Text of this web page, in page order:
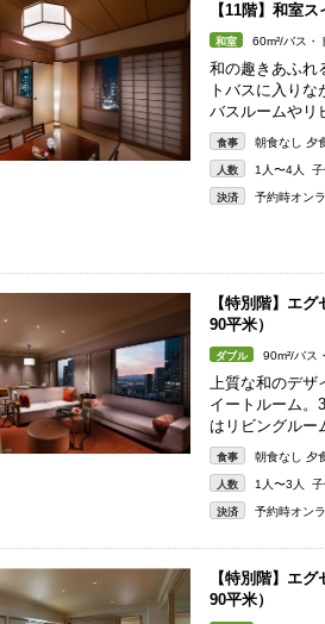
【11階】和室
和室 60m²/バス・
和の趣きあふれ
トバスに入り
バスルームやリ
食事 朝食なし 夕
人数 1人〜4人 子
決済 予約時オン
【特別階】エ
90平米）
ダブル 90m²/バス
上質な和のデザ
イートルーム。
はリビングルー
食事 朝食なし 夕
人数 1人〜3人 子
決済 予約時オン
【特別階】エ
90平米）